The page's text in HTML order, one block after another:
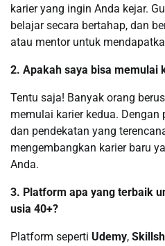
karier yang ingin Anda kejar.
belajar secara bertahap, dan
atau mentor untuk
2. Apakah saya bisa memulai
Tentu saja! Banyak orang
memulai karier kedua.
dan pendekatan yang
mengembangkan karier baru
Anda.
3. Platform apa yang terbaik
usia 40+?
Platform seperti Udemy,